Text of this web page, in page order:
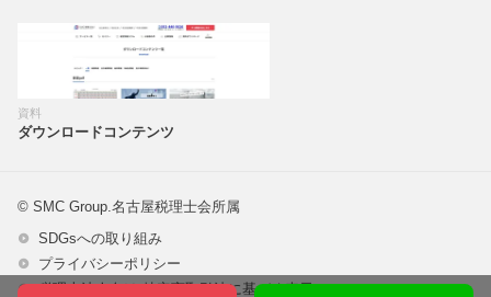
資料
ダウンロードコンテンツ
© SMC Group.名古屋税理士会所属
SDGsへの取り組み
プライバシーポリシー
税理士法人向け 特定商取引法に基づく表示